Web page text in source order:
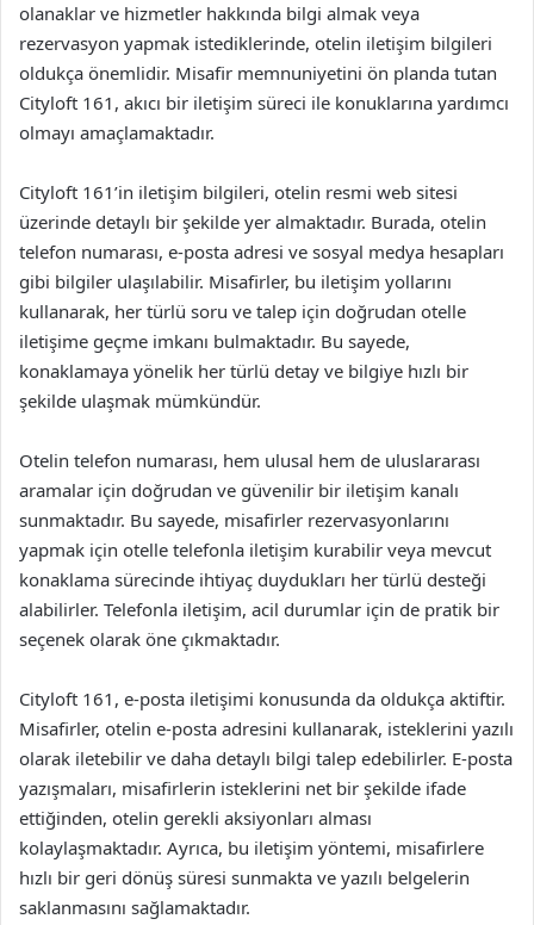
olanaklar ve hizmetler hakkında bilgi almak veya
rezervasyon yapmak istediklerinde, otelin iletişim bilgileri
oldukça önemlidir. Misafir memnuniyetini ön planda tutan
Cityloft 161, akıcı bir iletişim süreci ile konuklarına yardımcı
olmayı amaçlamaktadır.
Cityloft 161’in iletişim bilgileri, otelin resmi web sitesi
üzerinde detaylı bir şekilde yer almaktadır. Burada, otelin
telefon numarası, e-posta adresi ve sosyal medya hesapları
gibi bilgiler ulaşılabilir. Misafirler, bu iletişim yollarını
kullanarak, her türlü soru ve talep için doğrudan otelle
iletişime geçme imkanı bulmaktadır. Bu sayede,
konaklamaya yönelik her türlü detay ve bilgiye hızlı bir
şekilde ulaşmak mümkündür.
Otelin telefon numarası, hem ulusal hem de uluslararası
aramalar için doğrudan ve güvenilir bir iletişim kanalı
sunmaktadır. Bu sayede, misafirler rezervasyonlarını
yapmak için otelle telefonla iletişim kurabilir veya mevcut
konaklama sürecinde ihtiyaç duydukları her türlü desteği
alabilirler. Telefonla iletişim, acil durumlar için de pratik bir
seçenek olarak öne çıkmaktadır.
Cityloft 161, e-posta iletişimi konusunda da oldukça aktiftir.
Misafirler, otelin e-posta adresini kullanarak, isteklerini yazılı
olarak iletebilir ve daha detaylı bilgi talep edebilirler. E-posta
yazışmaları, misafirlerin isteklerini net bir şekilde ifade
ettiğinden, otelin gerekli aksiyonları alması
kolaylaşmaktadır. Ayrıca, bu iletişim yöntemi, misafirlere
hızlı bir geri dönüş süresi sunmakta ve yazılı belgelerin
saklanmasını sağlamaktadır.